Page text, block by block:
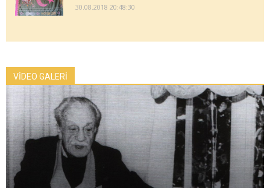
30.08.2018 20:48:30
VİDEO GALERİ